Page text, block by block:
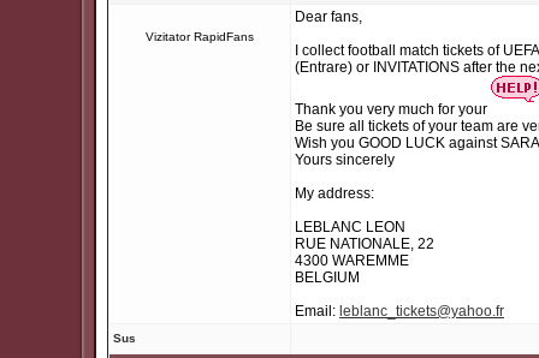
Vizitator RapidFans
Dear fans,
I collect football match tickets of
(Entrare) or INVITATIONS after the
Thank you very much for your
Be sure all tickets of your team are
Wish you GOOD LUCK against
Yours sincerely
My address:
LEBLANC LEON
RUE NATIONALE, 22
4300 WAREMME
BELGIUM
Email: leblanc_tickets@yahoo.fr
Sus